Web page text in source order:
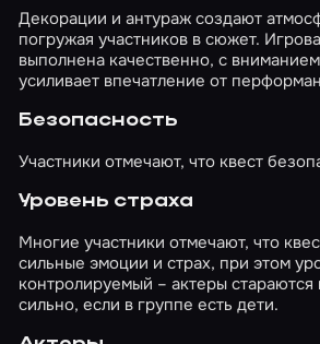
Декорации и антураж создают
погружая участников в сюжет.
выполнена качественно, с
усиливает впечатление от
Безопасность
Участники отмечают, что квест
Уровень страха
Многие участники отмечают, что
сильные эмоции и страх, при этом
контролируемый – актеры
сильно, если в группе есть дети.